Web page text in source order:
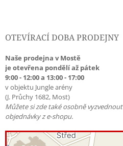
OTEVÍRACÍ DOBA PRODEJNY
Naše prodejna v Mostě
je otevřena pondělí až pátek
9:00 - 12:00 a 13:00 - 17:00
v objektu Jungle arény
(J. Průchy 1682, Most)
Můžete si zde také osobně vyzvednout
objednávky z e-shopu.